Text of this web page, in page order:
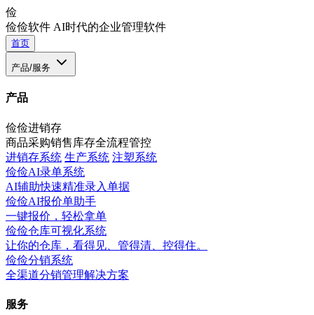
俭
俭俭软件 AI时代的企业管理软件
首页
产品/服务
产品
俭俭进销存
商品采购销售库存全流程管控
进销存系统 生产系统 注塑系统
俭俭AI录单系统
AI辅助快速精准录入单据
俭俭AI报价单助手
一键报价，轻松拿单
俭俭仓库可视化系统
让你的仓库，看得见、管得清、控得住。
俭俭分销系统
全渠道分销管理解决方案
服务